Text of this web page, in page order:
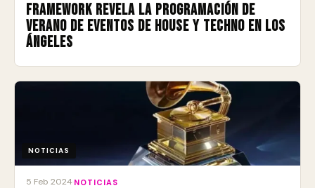
Framework revela la programación de
verano de eventos de house y techno en Los
Ángeles
NOTICIAS
5 Feb 2024 NOTICIAS